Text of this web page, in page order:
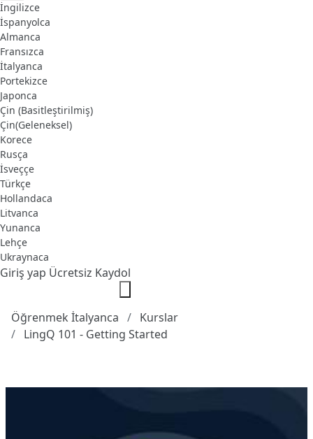
İngilizce
İspanyolca
Almanca
Fransızca
İtalyanca
Portekizce
Japonca
Çin (Basitleştirilmiş)
Çin(Geleneksel)
Korece
Rusça
İsveççe
Türkçe
Hollandaca
Litvanca
Yunanca
Lehçe
Ukraynaca
Giriş yap Ücretsiz Kaydol
Öğrenmek İtalyanca
Kurslar
LingQ 101 - Getting Started